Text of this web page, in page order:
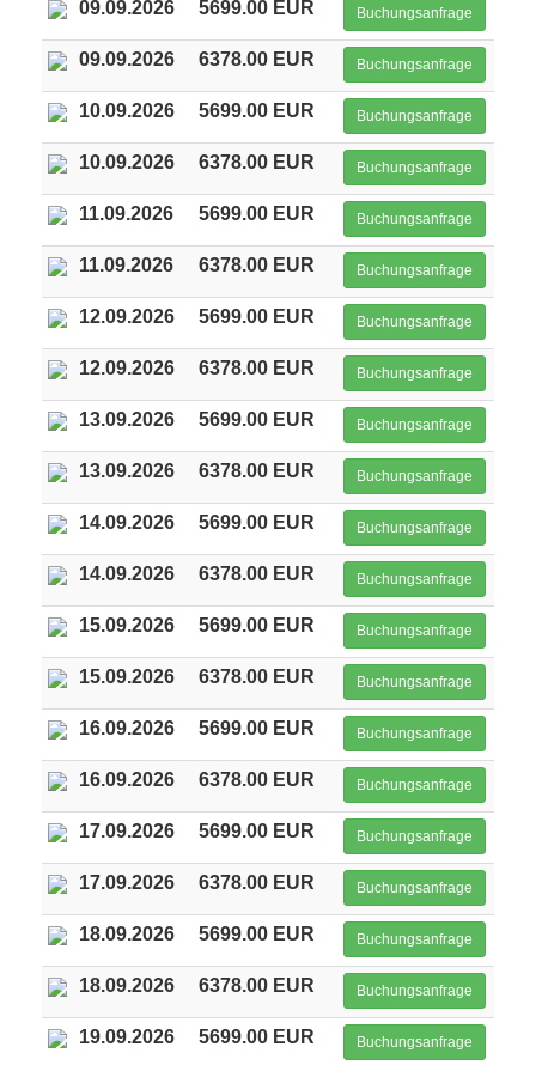
09.09.2026 5699.00 EUR Buchungsanfrage
09.09.2026 6378.00 EUR Buchungsanfrage
10.09.2026 5699.00 EUR Buchungsanfrage
10.09.2026 6378.00 EUR Buchungsanfrage
11.09.2026 5699.00 EUR Buchungsanfrage
11.09.2026 6378.00 EUR Buchungsanfrage
12.09.2026 5699.00 EUR Buchungsanfrage
12.09.2026 6378.00 EUR Buchungsanfrage
13.09.2026 5699.00 EUR Buchungsanfrage
13.09.2026 6378.00 EUR Buchungsanfrage
14.09.2026 5699.00 EUR Buchungsanfrage
14.09.2026 6378.00 EUR Buchungsanfrage
15.09.2026 5699.00 EUR Buchungsanfrage
15.09.2026 6378.00 EUR Buchungsanfrage
16.09.2026 5699.00 EUR Buchungsanfrage
16.09.2026 6378.00 EUR Buchungsanfrage
17.09.2026 5699.00 EUR Buchungsanfrage
17.09.2026 6378.00 EUR Buchungsanfrage
18.09.2026 5699.00 EUR Buchungsanfrage
18.09.2026 6378.00 EUR Buchungsanfrage
19.09.2026 5699.00 EUR Buchungsanfrage